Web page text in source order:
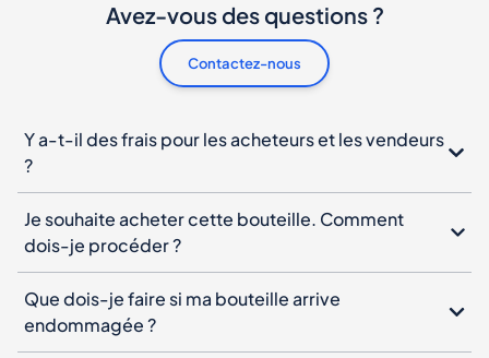
Avez-vous des questions ?
Contactez-nous
Y a-t-il des frais pour les acheteurs et les vendeurs
?
Je souhaite acheter cette bouteille. Comment
dois-je procéder ?
Que dois-je faire si ma bouteille arrive
endommagée ?